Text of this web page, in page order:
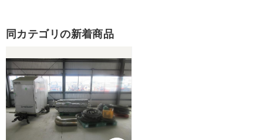
スタッフの鈴木さんが親切で機械に詳しく 丁寧にご
対応頂きました。 ありがとう！ 少し距離はあります
が、今後も農機具を買う際はのうき屋さんを利用し
ようと思います。
三重県／miraisann
同カテゴリの新着商品